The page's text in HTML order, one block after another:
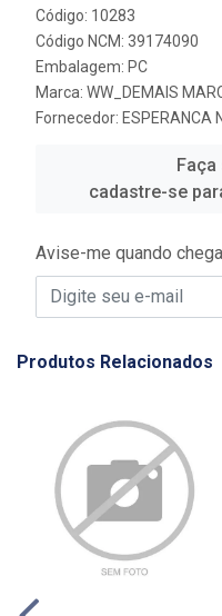
Código: 10283
Código NCM: 39174090
Embalagem: PC
Marca: WW_DEMAIS
Fornecedor: ESPERANCA
cadastre-se
Avise-me quando
Produtos Relacionados